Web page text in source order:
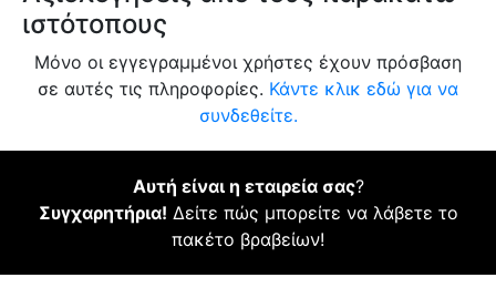
ιστότοπους
Μόνο οι εγγεγραμμένοι χρήστες έχουν πρόσβαση
σε αυτές τις πληροφορίες. Κάντε κλικ εδώ για να
συνδεθείτε.
Αυτή είναι η εταιρεία σας?
Συγχαρητήρια! Δείτε πώς μπορείτε να λάβετε το
πακέτο βραβείων!